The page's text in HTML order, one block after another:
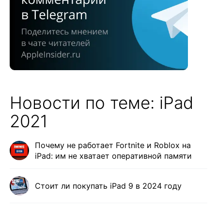
Новости по теме: iPad
2021
Почему не работает Fortnite и Roblox на
iPad: им не хватает оперативной памяти
Стоит ли покупать iPad 9 в 2024 году